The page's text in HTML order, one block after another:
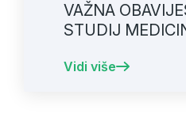
VAŽNA
STUDIJ
Vidi više